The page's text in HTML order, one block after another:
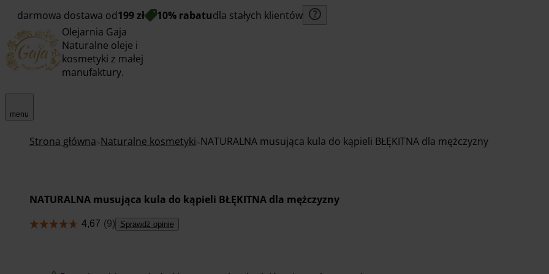
darmowa dostawa od199 zł 10% rabatudla stałych klientów
Olejarnia Gaja
Naturalne oleje i
kosmetyki z małej
manufaktury.
menu
Strona główna Naturalne kosmetyki NATURALNA musująca kula do kąpieli BŁĘKITNA dla mężczyzny
NATURALNA musująca kula do kąpieli BŁĘKITNA dla mężczyzny
Sprawdź opinie